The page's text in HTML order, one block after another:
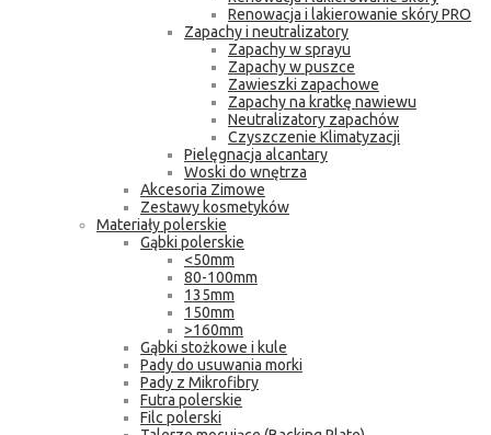
Renowacja i lakierowanie skóry PRO
Zapachy i neutralizatory
Zapachy w sprayu
Zapachy w puszce
Zawieszki zapachowe
Zapachy na kratkę nawiewu
Neutralizatory zapachów
Czyszczenie Klimatyzacji
Pielęgnacja alcantary
Woski do wnętrza
Akcesoria Zimowe
Zestawy kosmetyków
Materiały polerskie
Gąbki polerskie
<50mm
80-100mm
135mm
150mm
>160mm
Gąbki stożkowe i kule
Pady do usuwania morki
Pady z Mikrofibry
Futra polerskie
Filc polerski